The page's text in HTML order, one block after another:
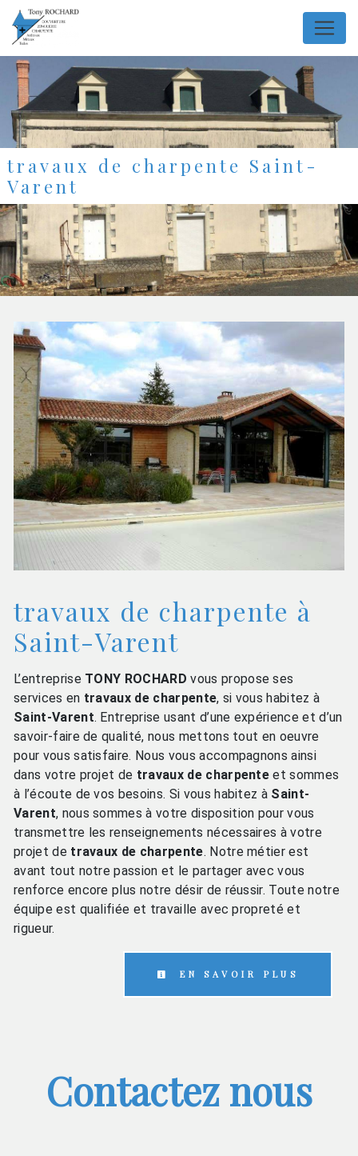
Panneau de gestion des cookies
travaux de charpente Saint-
Varent
travaux de charpente à
Saint-Varent
L’entreprise TONY ROCHARD vous propose ses
services en travaux de charpente, si vous habitez à
Saint-Varent. Entreprise usant d’une expérience et d’un
savoir-faire de qualité, nous mettons tout en oeuvre
pour vous satisfaire. Nous vous accompagnons ainsi
dans votre projet de travaux de charpente et sommes
à l’écoute de vos besoins. Si vous habitez à Saint-
Varent, nous sommes à votre disposition pour vous
transmettre les renseignements nécessaires à votre
projet de travaux de charpente. Notre métier est
avant tout notre passion et le partager avec vous
renforce encore plus notre désir de réussir. Toute notre
équipe est qualifiée et travaille avec propreté et
rigueur.
EN SAVOIR PLUS
Contactez nous